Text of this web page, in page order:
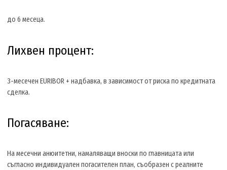
до 6 месеца.
Лихвен процент:
3-месечен EURIBOR + надбавка, в зависимост от риска по кредитната
сделка.
Погасяване:
На месечни анюитетни, намаляващи вноски по главницата или
съгласно индивидуален погасителен план, съобразен с реалните